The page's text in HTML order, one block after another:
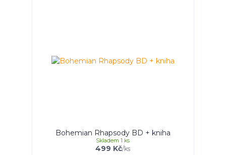
Bohemian Rhapsody BD + kniha
499 Kč/ks
Skladem 1 ks